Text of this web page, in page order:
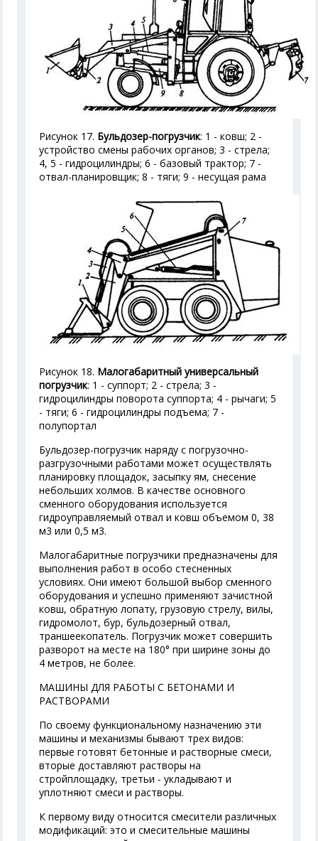
Рисунок 17. Бульдозер-погрузчик: 1 - ковш; 2 -
устройство смены рабочих органов; 3 - стрела;
4, 5 - гидроцилиндры; 6 - базовый трактор; 7 -
отвал-планировщик; 8 - тяги; 9 - несущая рама
Рисунок 18. Малогабаритный универсальный
погрузчик: 1 - суппорт; 2 - стрела; 3 -
гидроцилиндры поворота суппорта; 4 - рычаги; 5
- тяги; 6 - гидроцилиндры подъема; 7 -
полупортал
Бульдозер-погрузчик наряду с погрузочно-
разгрузочными работами может осуществлять
планировку площадок, засыпку ям, снесение
небольших холмов. В качестве основного
сменного оборудования используется
гидроуправляемый отвал и ковш объемом 0, 38
м3 или 0,5 м3.
Малогабаритные погрузчики предназначены для
выполнения работ в особо стесненных
условиях. Они имеют большой выбор сменного
оборудования и успешно применяют зачистной
ковш, обратную лопату, грузовую стрелу, вилы,
гидромолот, бур, бульдозерный отвал,
траншеекопатель. Погрузчик может совершить
разворот на месте на 180° при ширине зоны до
4 метров, не более.
МАШИНЫ ДЛЯ РАБОТЫ С БЕТОНАМИ И
РАСТВОРАМИ
По своему функциональному назначению эти
машины и механизмы бывают трех видов:
первые готовят бетонные и растворные смеси,
вторые доставляют растворы на
стройплощадку, третьи - укладывают и
уплотняют смеси и растворы.
К первому виду относится смесители различных
модификаций: это и смесительные машины